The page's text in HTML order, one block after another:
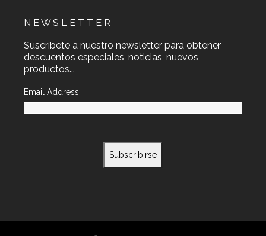
N E W S L E T T E R
Suscríbete a nuestro newsletter para obtener
descuentos especiales, noticias, nuevos
productos...
Email Address